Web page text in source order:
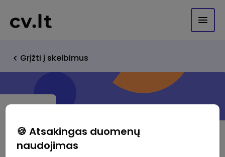
Grįžti į skelbimus
🍪 Atsakingas duomenų
naudojimas